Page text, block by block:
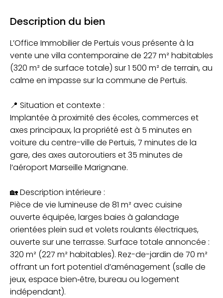
Description du bien
L’Office Immobilier de Pertuis vous présente à la
vente une villa contemporaine de 227 m² habitables
(320 m² de surface totale) sur 1 500 m² de terrain, au
calme en impasse sur la commune de Pertuis.
📍 Situation et contexte :
Implantée à proximité des écoles, commerces et
axes principaux, la propriété est à 5 minutes en
voiture du centre-ville de Pertuis, 7 minutes de la
gare, des axes autoroutiers et 35 minutes de
l’aéroport Marseille Marignane.
🏡 Description intérieure :
Pièce de vie lumineuse de 81 m² avec cuisine
ouverte équipée, larges baies à galandage
orientées plein sud et volets roulants électriques,
ouverte sur une terrasse. Surface totale annoncée :
320 m² (227 m² habitables). Rez-de-jardin de 70 m²
offrant un fort potentiel d’aménagement (salle de
jeux, espace bien‑être, bureau ou logement
indépendant).